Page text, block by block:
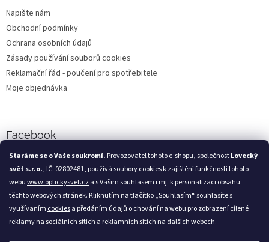
Staráme se o Vaše soukromí. Provozovatel tohoto e-shopu, společnostLovecký
svět s.r.o., IČ: 02802481, používá souborycookiesk zajištění funkčnosti tohoto
webuwww.optickysvet.cza s Vašim souhlasem i mj. k personalizaci obsahu
těchto webových stránek. Kliknutím na tlačítko „Souhlasím“ souhlasíte s
využívaním cookiesa předáním údajů o chování na webu pro zobrazení cílené
reklamy na sociálních sítích a reklamních sítích na dalších webech.
Napište nám
Obchodní podmínky
Ochrana osobních údajů
Zásady používání souborů cookies
Reklamační řád - poučení pro spotřebitele
Moje objednávka
Facebook
Loveckýsvět.cz